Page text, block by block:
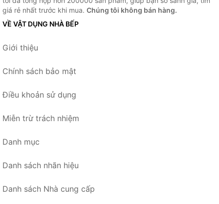
giá rẻ nhất trước khi mua. Chúng tôi không bán hàng.
VỀ VẬT DỤNG NHÀ BẾP
Giới thiệu
Chính sách bảo mật
Điều khoản sử dụng
Miễn trừ trách nhiệm
Danh mục
Danh sách nhãn hiệu
Danh sách Nhà cung cấp